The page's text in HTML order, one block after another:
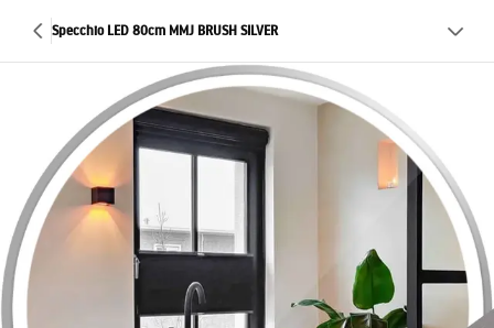
Specchio LED 80cm MMJ BRUSH SILVER